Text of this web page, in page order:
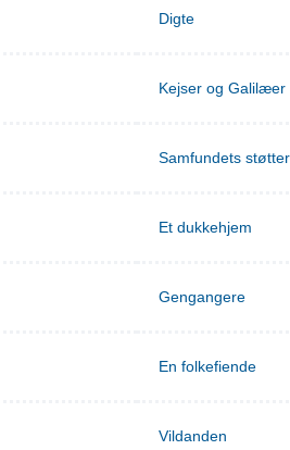
Digte
Kejser og Galilæer
Samfundets støtter
Et dukkehjem
Gengangere
En folkefiende
Vildanden